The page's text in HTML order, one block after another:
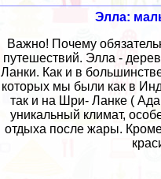
Элла:
Важно! Почему
путешествий. Элла -
Ланки. Как и в
которых мы были как в
так и на Шри- Ланке (
уникальный климат,
отдыха после жары.